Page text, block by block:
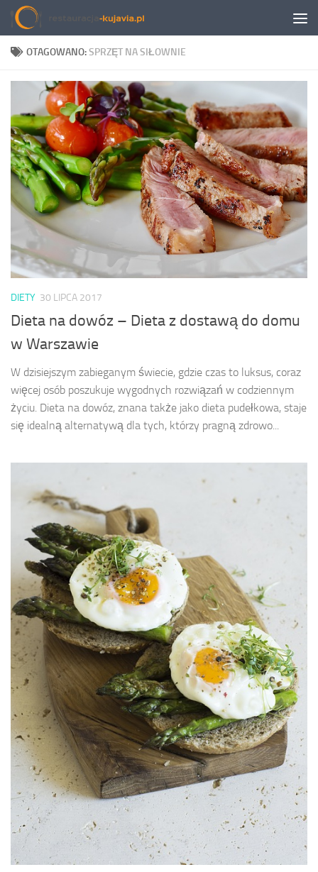
Przeskocz do treści
OTAGOWANO:SPRZĘT NA SIŁOWNIE
DIETY 30 LIPCA 2017
Dieta na dowóz – Dieta z dostawą do domu
w Warszawie
W dzisiejszym zabieganym świecie, gdzie czas to luksus, coraz
więcej osób poszukuje wygodnych rozwiązań w codziennym
życiu. Dieta na dowóz, znana także jako dieta pudełkowa, staje
się idealną alternatywą dla tych, którzy pragną zdrowo...